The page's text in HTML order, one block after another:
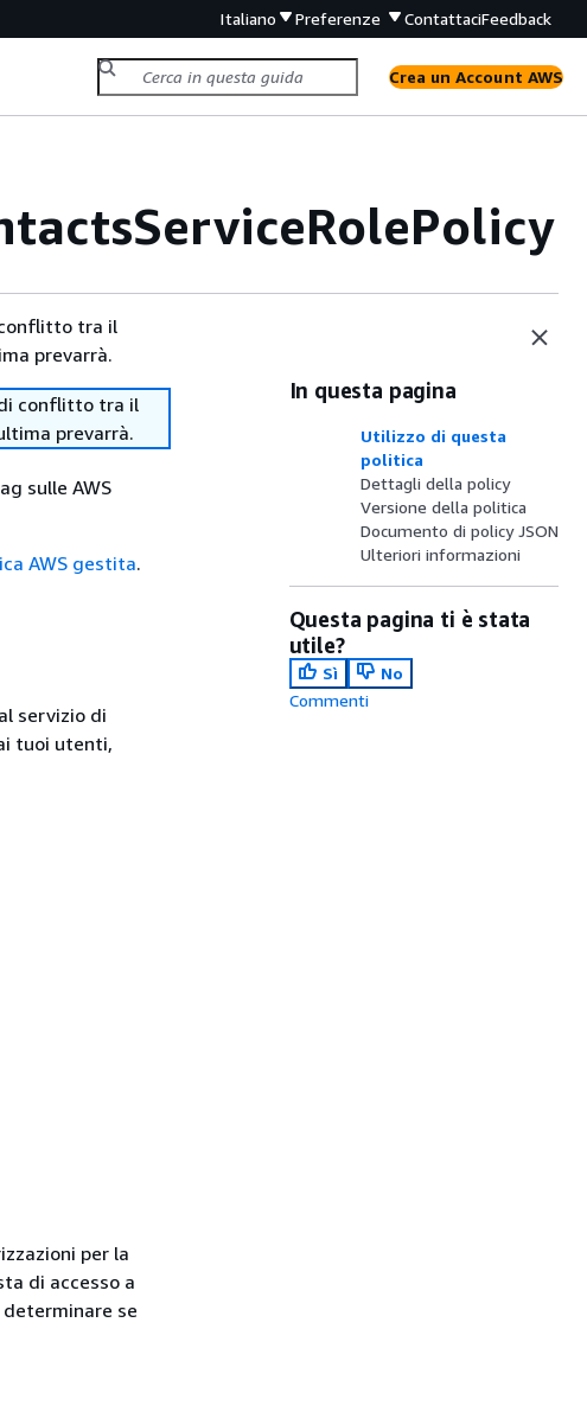
Italiano Preferenze ContattaciFeedback
Crea un Account AWS
tra il
prevarrà.
conflitto tra il
prevarrà.
sulle AWS
AWS gestita.
servizio di
tuoi utenti,
per la
di accesso a
se
In questa pagina
Utilizzo di questa
politica
Dettagli della policy
Versione della politica
Documento di policy JSON
Ulteriori informazioni
Questa pagina ti è stata
utile?
Sì
No
Commenti